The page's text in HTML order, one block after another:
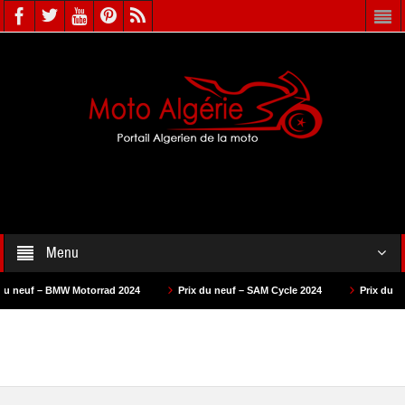
Menu
2024 Prix du neuf – SAM Cycle 2024 Prix du neuf – AS Motors